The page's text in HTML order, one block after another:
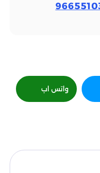
واتس اب